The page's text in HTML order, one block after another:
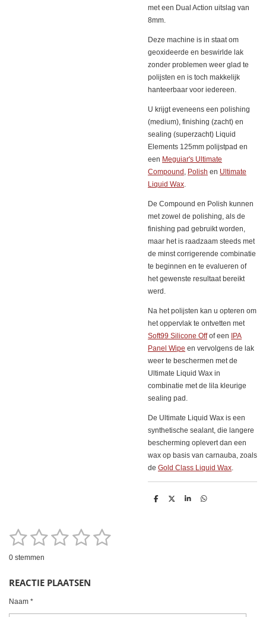
met een Dual Action uitslag van
8mm.
Deze machine is in staat om
geoxideerde en beswirlde lak
zonder problemen weer glad te
polijsten en is toch makkelijk
hanteerbaar voor iedereen.
U krijgt eveneens een polishing
(medium), finishing (zacht) en
sealing (superzacht) Liquid
Elements 125mm polijstpad en
een Meguiar's Ultimate
Compound Polish en Ultimate
Liquid Wax
De Compound en Polish kunnen
met zowel de polishing, als de
finishing pad gebruikt worden,
maar het is raadzaam steeds met
de minst corrigerende combinatie
te beginnen en te evalueren of
het gewenste resultaat bereikt
werd.
Na het polijsten kan u opteren om
het oppervlak te ontvetten met
Soft99 Silicone Offof een IPA
Panel Wipe en vervolgens de lak
weer te beschermen met de
Ultimate Liquid Wax in
combinatie met de lila kleurige
sealing pad.
De Ultimate Liquid Wax is een
synthetische sealant, die langere
bescherming oplevert dan een
wax op basis van carnauba, zoals
de Gold Class Liquid Wax
D
D
S
D
R
t
n
1
s
t
e
2
s
t
e
3
t
4
t
5
0 stemmen
REACTIE PLAATSEN
Naam *